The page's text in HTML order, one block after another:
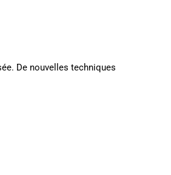
De nouvelles techniques